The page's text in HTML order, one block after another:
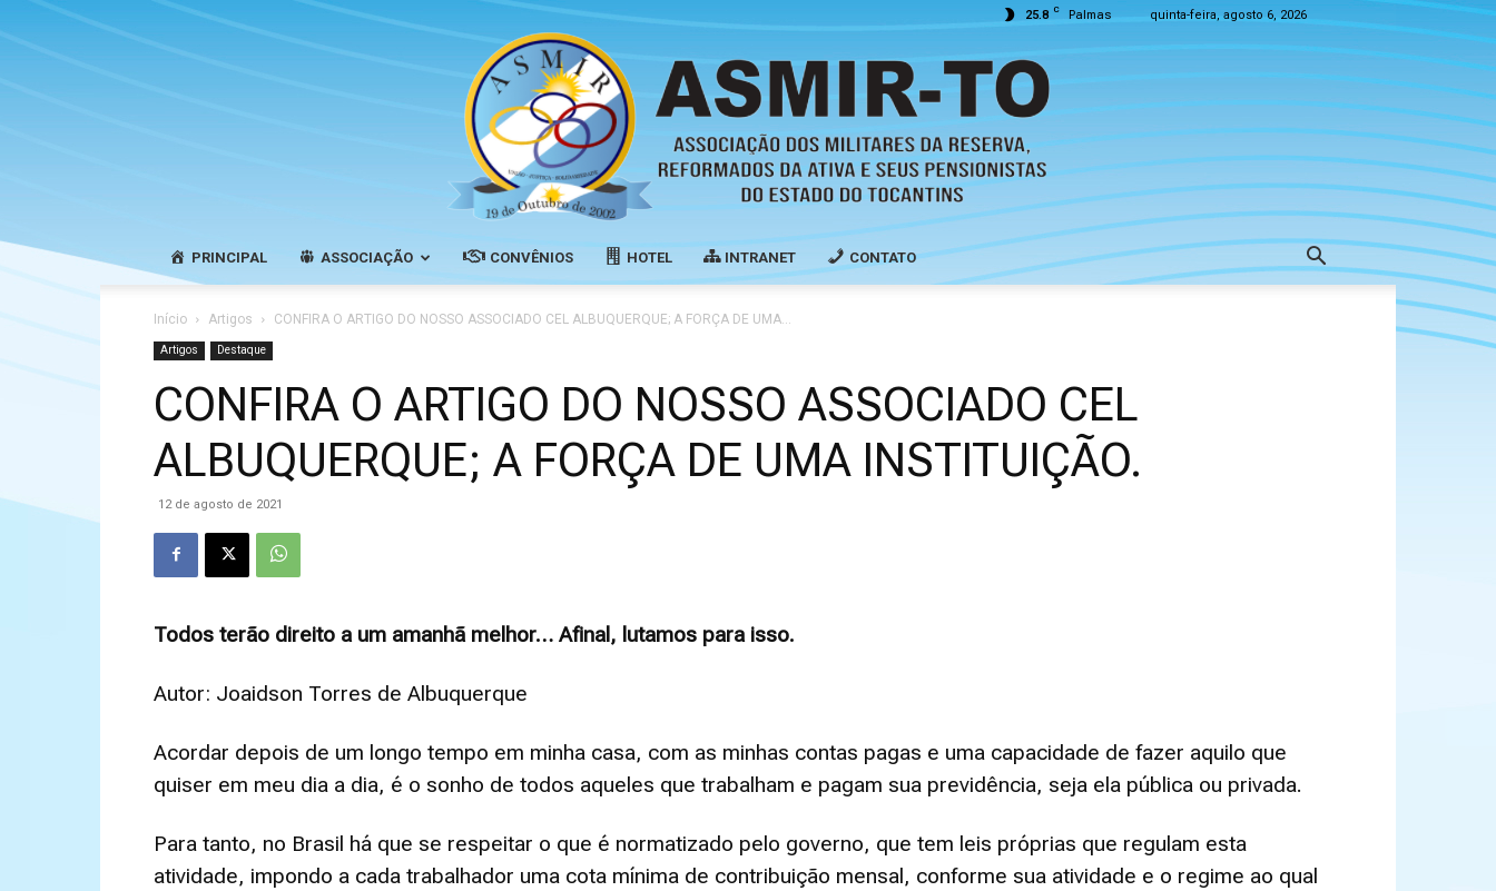
25.8 C Palmas quinta-feira, agosto 6, 2026
dos
Reserva,
PRINCIPAL ASSOCIAÇÃO CONVÊNIOS HOTEL INTRANET CONTATO
Início Artigos CONFIRA O ARTIGO DO NOSSO ASSOCIADO CEL ALBUQUERQUE; A FORÇA DE UMA...
Artigos Destaque
CONFIRA O ARTIGO DO NOSSO ASSOCIADO CEL
ALBUQUERQUE; A FORÇA DE UMA INSTITUIÇÃO.
12 de agosto de 2021
Todos terão direito a um amanhã melhor… Afinal, lutamos para isso.
Autor: Joaidson Torres de Albuquerque
Acordar depois de um longo tempo em minha casa, com as minhas contas pagas e uma capacidade de fazer aquilo que
quiser em meu dia a dia, é o sonho de todos aqueles que trabalham e pagam sua previdência, seja ela pública ou privada.
Para tanto, no Brasil há que se respeitar o que é normatizado pelo governo, que tem leis próprias que regulam esta
atividade, impondo a cada trabalhador uma cota mínima de contribuição mensal, conforme sua atividade e o regime ao qual